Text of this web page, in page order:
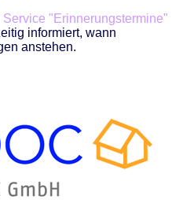
Service "Erinnerungstermine"
informiert, wann
anstehen.